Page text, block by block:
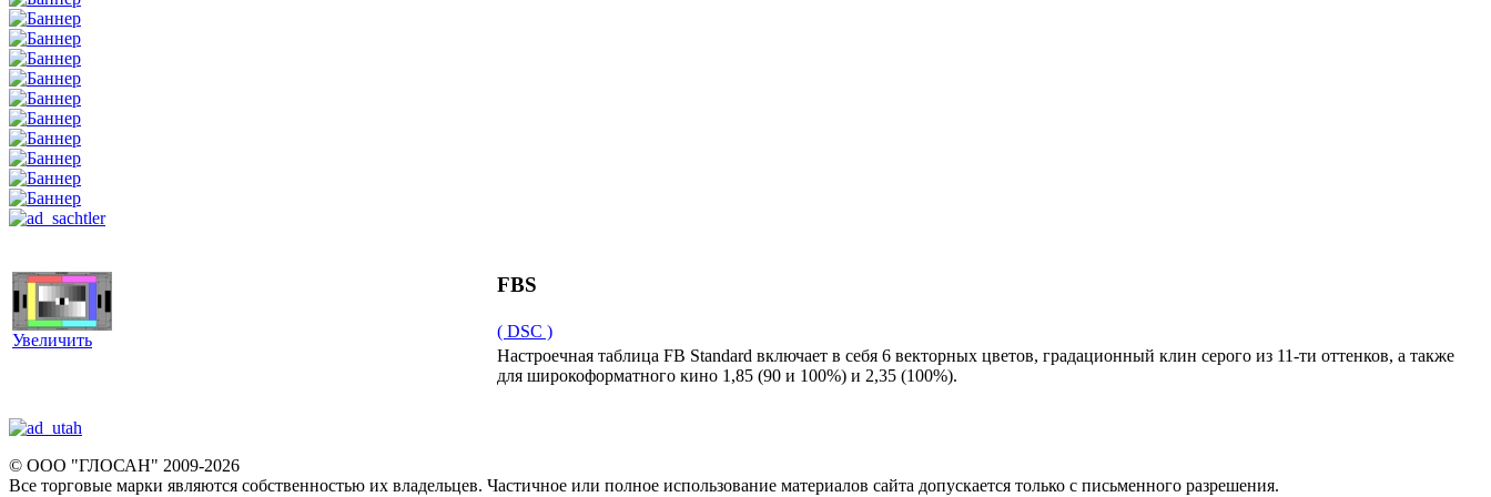
Увеличить
FBS
( DSC )
Настроечная таблица FB Standard включает в себя 6 векторных цветов, градационный клин серого из 11-ти оттенков, а также
для широкоформатного кино 1,85 (90 и 100%) и 2,35 (100%).
© ООО "ГЛОСАН" 2009-2026
Все торговые марки являются собственностью их владельцев. Частичное или полное использование материалов сайта допускается только с письменного разрешения.